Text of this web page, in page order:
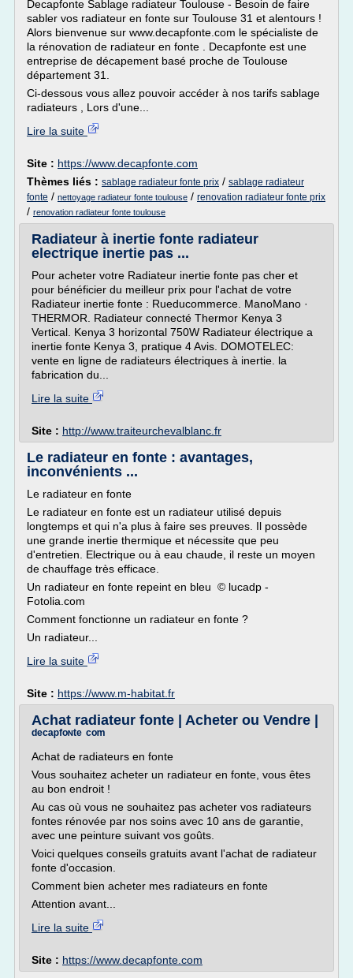
Decapfonte Sablage radiateur Toulouse - Besoin de faire
sabler vos radiateur en fonte sur Toulouse 31 et alentours !
Alors bienvenue sur www.decapfonte.com le spécialiste de
la rénovation de radiateur en fonte . Decapfonte est une
entreprise de décapement basé proche de Toulouse
département 31.
Ci-dessous vous allez pouvoir accéder à nos tarifs sablage
radiateurs , Lors d'une...
Lire la suite
Site : https://www.decapfonte.com
Thèmes liés : sablage radiateur fonte prix / sablage radiateur
fonte / nettoyage radiateur fonte toulouse / renovation radiateur fonte prix
/ renovation radiateur fonte toulouse
Radiateur à inertie fonte radiateur
electrique inertie pas ...
Pour acheter votre Radiateur inertie fonte pas cher et
pour bénéficier du meilleur prix pour l'achat de votre
Radiateur inertie fonte : Rueducommerce. ManoMano ·
THERMOR. Radiateur connecté Thermor Kenya 3
Vertical. Kenya 3 horizontal 750W Radiateur électrique a
inertie fonte Kenya 3, pratique 4 Avis. DOMOTELEC:
vente en ligne de radiateurs électriques à inertie. la
fabrication du...
Lire la suite
Site : http://www.traiteurchevalblanc.fr
Le radiateur en fonte : avantages,
inconvénients ...
Le radiateur en fonte
Le radiateur en fonte est un radiateur utilisé depuis
longtemps et qui n'a plus à faire ses preuves. Il possède
une grande inertie thermique et nécessite que peu
d'entretien. Electrique ou à eau chaude, il reste un moyen
de chauffage très efficace.
Un radiateur en fonte repeint en bleu © lucadp -
Fotolia.com
Comment fonctionne un radiateur en fonte ?
Un radiateur...
Lire la suite
Site : https://www.m-habitat.fr
Achat radiateur fonte | Acheter ou Vendre |
ᵈᵉᶜᵃᵖᶠᵒᶰᵗᵉ ᶜᵒᵐ
Achat de radiateurs en fonte
Vous souhaitez acheter un radiateur en fonte, vous êtes
au bon endroit !
Au cas où vous ne souhaitez pas acheter vos radiateurs
fontes rénovée par nos soins avec 10 ans de garantie,
avec une peinture suivant vos goûts.
Voici quelques conseils gratuits avant l'achat de radiateur
fonte d'occasion.
Comment bien acheter mes radiateurs en fonte
Attention avant...
Lire la suite
Site : https://www.decapfonte.com